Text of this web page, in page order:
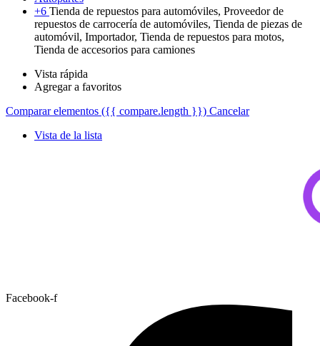
+6 Tienda de repuestos para automóviles, Proveedor de
repuestos de carrocería de automóviles, Tienda de piezas de
automóvil, Importador, Tienda de repuestos para motos,
Tienda de accesorios para camiones
Vista rápida
Agregar a favoritos
Comparar elementos ({{ compare.length }}) Cancelar
Vista de la lista
Facebook-f